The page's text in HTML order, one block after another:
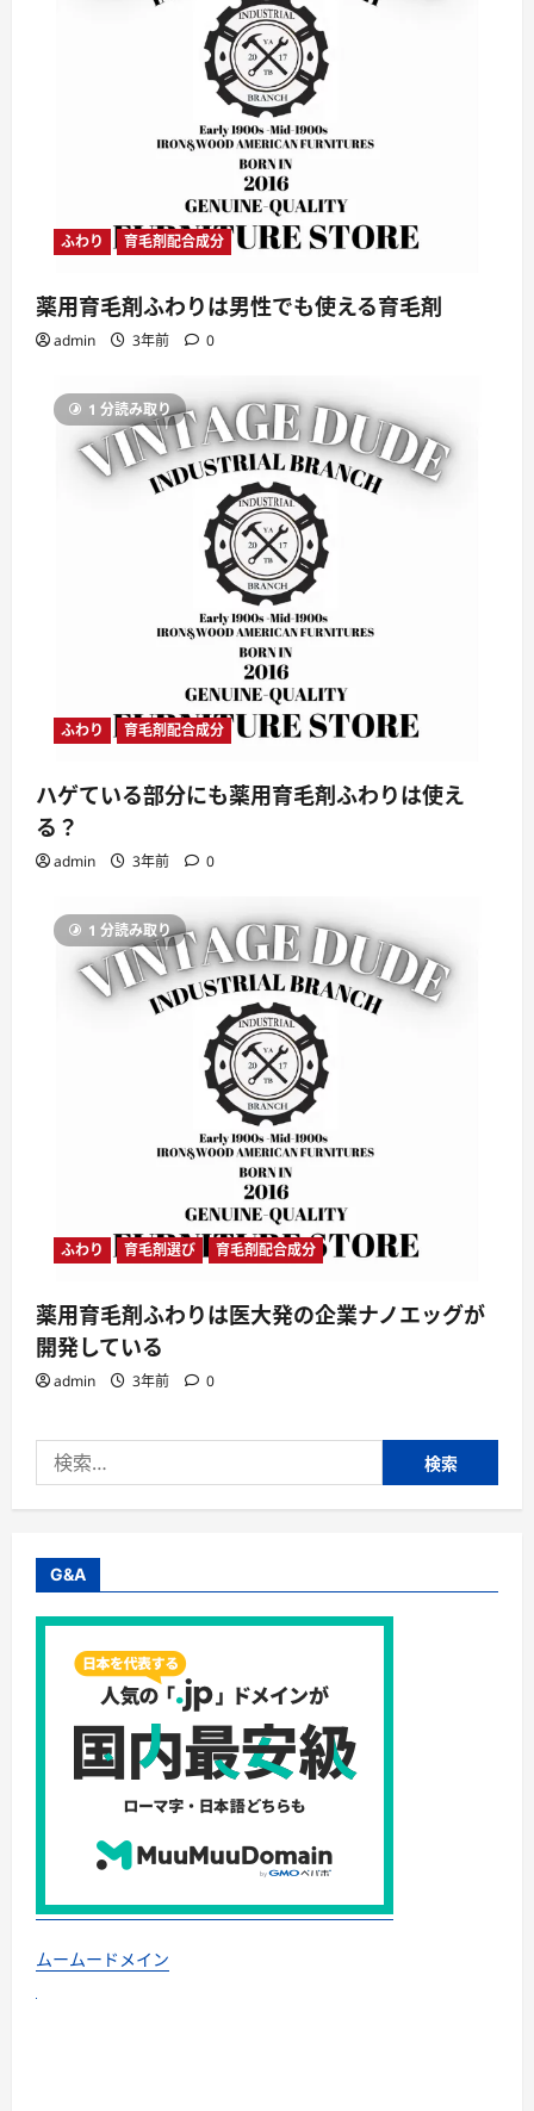
ふわり 育毛剤配合成分
薬用育毛剤ふわりは男性でも使える育毛剤
admin 3年前 0
1 分読み取り
ふわり 育毛剤配合成分
ハゲている部分にも薬用育毛剤ふわりは使え
る？
admin 3年前 0
1 分読み取り
ふわり 育毛剤選び 育毛剤配合成分
薬用育毛剤ふわりは医大発の企業ナノエッグが
開発している
admin 3年前 0
索:
G&A
ムームードメイン